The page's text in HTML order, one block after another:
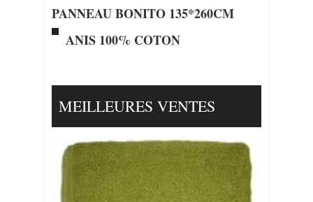
PANNEAU BONITO 135*260CM
ANIS 100% COTON
MEILLEURES VENTES